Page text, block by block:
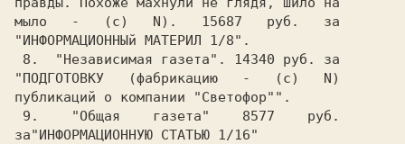
мыло   -   (c)   N).   15687   руб.   за
"ИНФОРМАЦИОННЫй МАТЕРИЛ 1/8".
"ПОДГОТОВКУ   (фабрикацию   -   (c)   N)
публикаций о компании "Светофор"".
за"ИНФОРМАЦИОННУЮ СТАТЬЮ 1/16"